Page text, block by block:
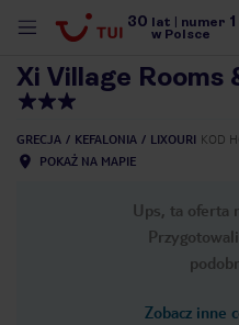
30 lat numer 1
w Polsce
Xi Village
GRECJA KEFALONIA LIXOURI KOD
POKAŻ NA MAPIE
Ups, ta oferta
Zobacz inne